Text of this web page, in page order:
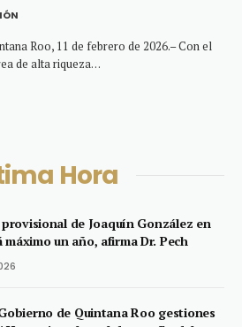
Roo, 11 de febrero de 2026.– Con el
de alta riqueza…
Hora
de Joaquín González en
máximo un año, afirma Dr. Pech
de Quintana Roo gestiones